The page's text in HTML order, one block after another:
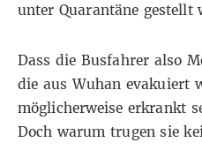
unter Quarantäne gestellt
Dass die Busfahrer also
die aus Wuhan evakuiert
möglicherweise erkrankt
Doch warum trugen sie